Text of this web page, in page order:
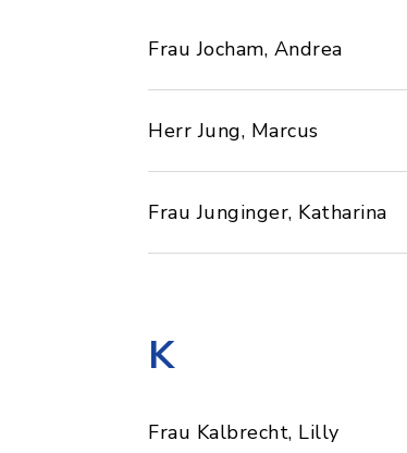
Frau Jocham, Andrea
Herr Jung, Marcus
Frau Junginger, Katharina
K
Frau Kalbrecht, Lilly